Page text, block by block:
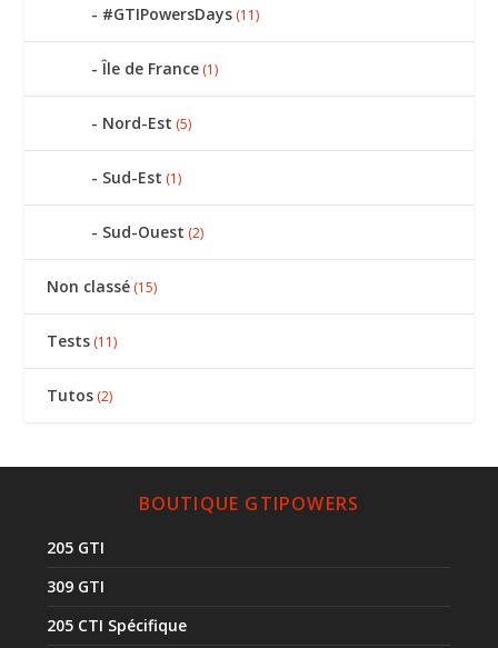
#GTIPowersDays (11)
Île de France (1)
Nord-Est (5)
Sud-Est (1)
Sud-Ouest (2)
Non classé (15)
Tests (11)
Tutos (2)
BOUTIQUE GTIPOWERS
205 GTI
309 GTI
205 CTI Spécifique